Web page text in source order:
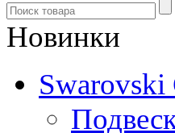
Новинки